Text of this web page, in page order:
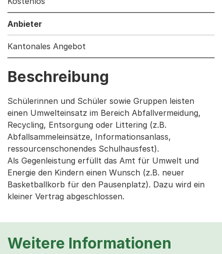
Anbieter
Kantonales Angebot
Beschreibung
Schülerinnen und Schüler sowie Gruppen leisten
einen Umwelteinsatz im Bereich Abfallvermeidung,
Recycling, Entsorgung oder Littering (z.B.
Abfallsammeleinsätze, Informationsanlass,
ressourcenschonendes Schulhausfest).
Als Gegenleistung erfüllt das Amt für Umwelt und
Energie den Kindern einen Wunsch (z.B. neuer
Basketballkorb für den Pausenplatz). Dazu wird ein
kleiner Vertrag abgeschlossen.
Weitere Informationen